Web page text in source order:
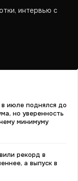
интервью с
июле поднялся до
но уверенность
минимуму
рекорд в
а выпуск в